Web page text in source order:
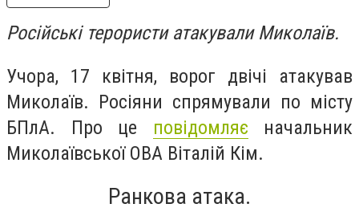
Російські терористи атакували Миколаїв.
Учора, 17 квітня, ворог двічі атакував
Миколаїв. Росіяни спрямували по місту
БПлА. Про це повідомляє начальник
Миколаївської ОВА Віталій Кім.
Ранкова атака.